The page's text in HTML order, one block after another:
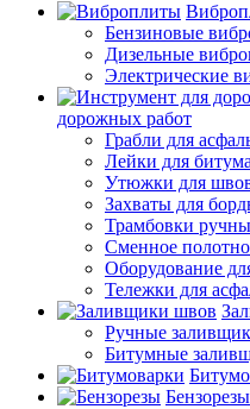
Бензиновые
Дизельные
Электрические
дорожных работ
Грабли для
Лейки для битума
Утюжки для
Захваты для
Трамбовки
Сменное полотно
Оборудование
Тележки для
Ручные
Битумные
Бензорезы